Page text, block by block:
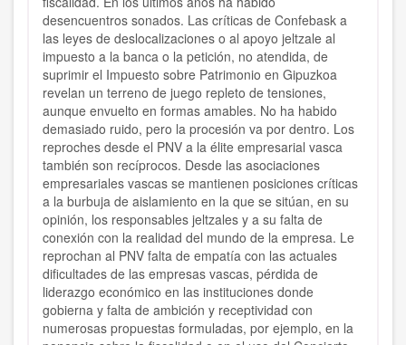
desencuentros sonados. Las críticas de Confebask a
las leyes de deslocalizaciones o al apoyo jeltzale al
impuesto a la banca o la petición, no atendida, de
suprimir el Impuesto sobre Patrimonio en Gipuzkoa
revelan un terreno de juego repleto de tensiones,
aunque envuelto en formas amables. No ha habido
demasiado ruido, pero la procesión va por dentro. Los
reproches desde el PNV a la élite empresarial vasca
también son recíprocos. Desde las asociaciones
empresariales vascas se mantienen posiciones críticas
a la burbuja de aislamiento en la que se sitúan, en su
opinión, los responsables jeltzales y a su falta de
conexión con la realidad del mundo de la empresa. Le
reprochan al PNV falta de empatía con las actuales
dificultades de las empresas vascas, pérdida de
liderazgo económico en las instituciones donde
gobierna y falta de ambición y receptividad con
numerosas propuestas formuladas, por ejemplo, en la